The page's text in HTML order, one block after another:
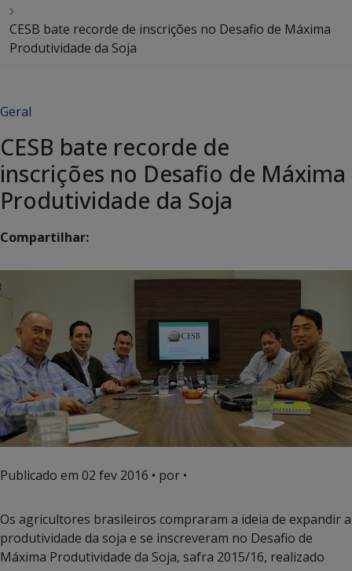
CESB bate recorde de inscrições no Desafio de Máxima
Produtividade da Soja
Geral
CESB bate recorde de
inscrições no Desafio de Máxima
Produtividade da Soja
Compartilhar:
Publicado em 02 fev 2016 • por •
Os agricultores brasileiros compraram a ideia de expandir a
produtividade da soja e se inscreveram no Desafio de
Máxima Produtividade da Soja, safra 2015/16, realizado